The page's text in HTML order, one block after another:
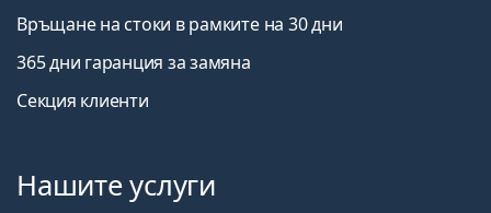
Връщане на стоки в рамките на 30 дни
365 дни гаранция за замяна
Секция клиенти
Нашите услуги